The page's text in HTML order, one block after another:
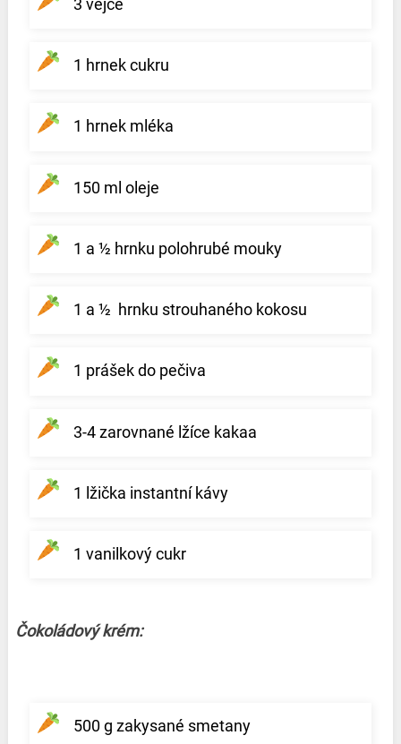
3 vejce
1 hrnek cukru
1 hrnek mléka
150 ml oleje
1 a ½ hrnku polohrubé mouky
1 a ½ hrnku strouhaného kokosu
1 prášek do pečiva
3-4 zarovnané lžíce kakaa
1 lžička instantní kávy
1 vanilkový cukr
Čokoládový krém:
500 g zakysané smetany